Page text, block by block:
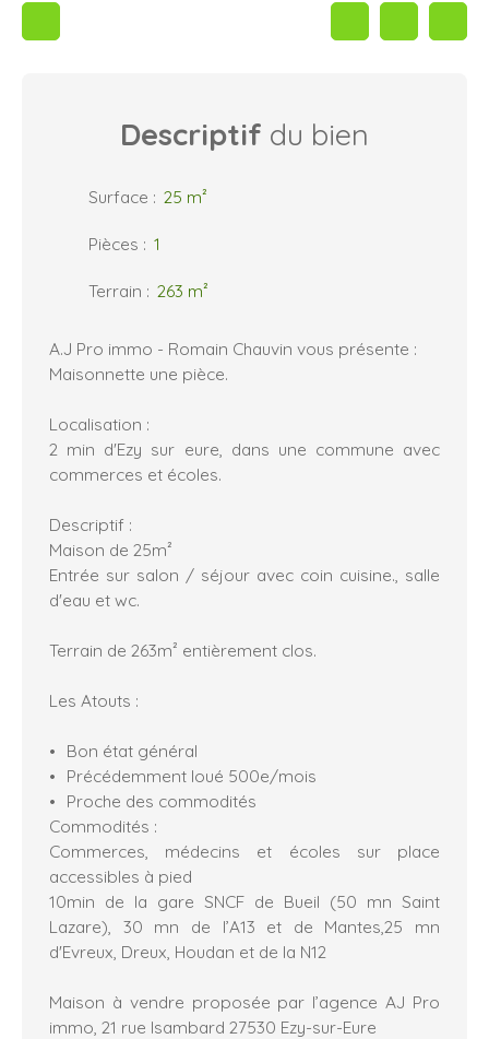
Descriptif du bien
Surface : 25 m²
Pièces : 1
Terrain : 263 m²
A.J Pro immo - Romain Chauvin vous présente :
Maisonnette une pièce.
Localisation :
2 min d'Ezy sur eure, dans une commune avec
commerces et écoles.
Descriptif :
Maison de 25m²
Entrée sur salon / séjour avec coin cuisine., salle
d'eau et wc.
Terrain de 263m² entièrement clos.
Les Atouts :
Bon état général
Précédemment loué 500e/mois
Proche des commodités
Commodités :
Commerces, médecins et écoles sur place
accessibles à pied
10min de la gare SNCF de Bueil (50 mn Saint
Lazare), 30 mn de l’A13 et de Mantes,25 mn
d'Evreux, Dreux, Houdan et de la N12
Maison à vendre proposée par l’agence AJ Pro
immo, 21 rue Isambard 27530 Ezy-sur-Eure